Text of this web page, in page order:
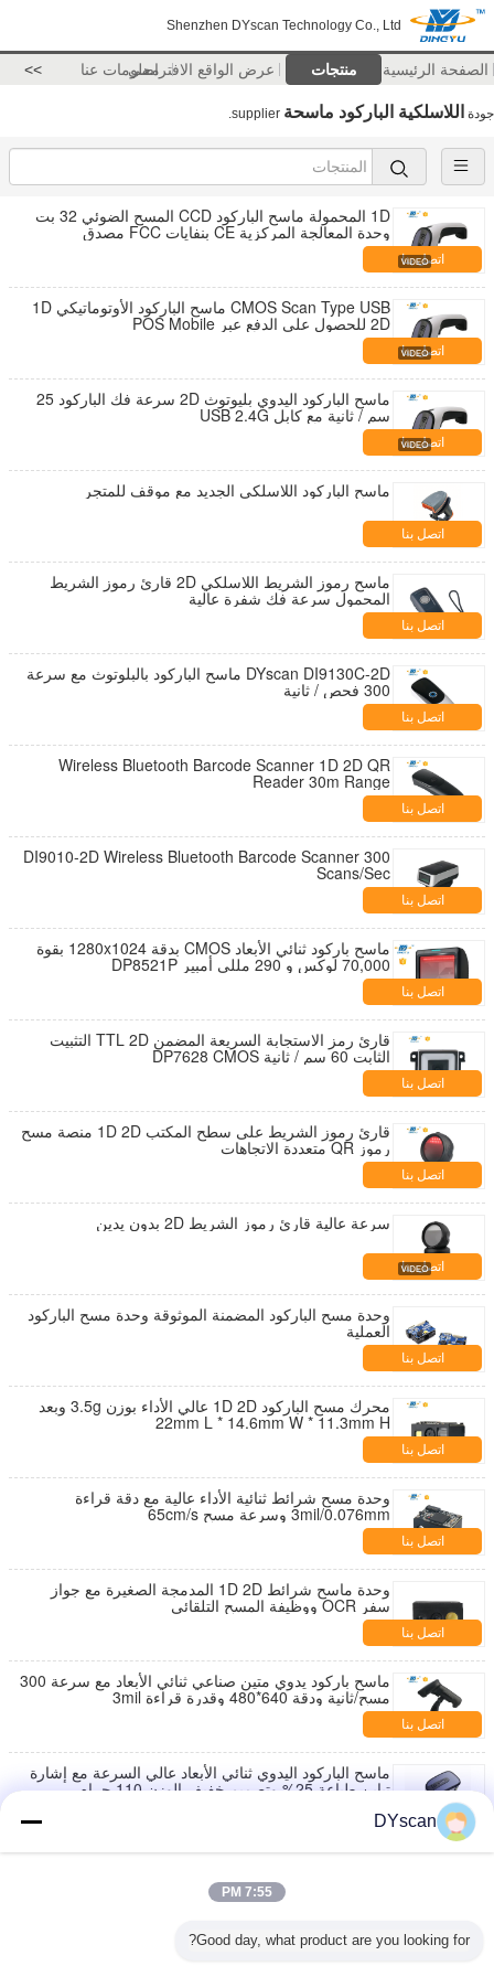
Shenzhen DYscan Technology Co., Ltd
الصفحة الرئيسية منتجات عرض الواقع الافتراضيمعلومات عنا >>
جودة اللاسلكية الباركود ماسحة
1D المحمولة ماسح الباركود CCD المسح الضوئي 32 بت
وحدة المعالجة المركزية CE بنفايات FCC مصدق
اتصل بنا
CMOS Scan Type USB ماسح الباركود الأوتوماتيكي 1D
2D للحصول على الدفع عبر POS Mobile
اتصل بنا
ماسح الباركود اليدوي بليوتوث 2D سرعة فك الباركود 25
سم / ثانية مع كابل USB 2.4G
اتصل بنا
ماسح الباركود اللاسلكي الجديد مع موقف للمتجر
اتصل بنا
ماسح رموز الشريط اللاسلكي 2D قارئ رموز الشريط
المحمول سرعة فك شفرة عالية
اتصل بنا
DYscan DI9130C-2D ماسح الباركود بالبلوتوث مع سرعة
300 فحص / ثانية
اتصل بنا
Wireless Bluetooth Barcode Scanner 1D 2D QR
Reader 30m Range
اتصل بنا
DI9010-2D Wireless Bluetooth Barcode Scanner 300
Scans/Sec
اتصل بنا
ماسح باركود ثنائي الأبعاد CMOS بدقة 1280x1024 بقوة
70,000 لوكس و 290 مللي أمبير DP8521P
اتصل بنا
قارئ رمز الاستجابة السريعة المضمن TTL 2D التثبيت
الثابت 60 سم / ثانية DP7628 CMOS
اتصل بنا
قارئ رموز الشريط على سطح المكتب 1D 2D منصة مسح
رموز QR متعددة الاتجاهات
اتصل بنا
سرعة عالية قارئ رموز الشريط 2D بدون يدين
اتصل بنا
وحدة مسح الباركود المضمنة الموثوقة وحدة مسح الباركود
العملية
اتصل بنا
محرك مسح الباركود 1D 2D عالي الأداء بوزن 3.5g وبعد
22mm L * 14.6mm W * 11.3mm H
اتصل بنا
وحدة مسح شرائط ثنائية الأداء عالية مع دقة قراءة
3mil/0.076mm وسرعة مسح 65cm/s
اتصل بنا
وحدة ماسح شرائط 1D 2D المدمجة الصغيرة مع جواز
سفر OCR ووظيفة المسح التلقائي
اتصل بنا
ماسح باركود يدوي متين صناعي ثنائي الأبعاد مع سرعة 300
مسح/ثانية ودقة 640*480 وقدرة قراءة 3mil
اتصل بنا
ماسح الباركود اليدوي ثنائي الأبعاد عالي السرعة مع إشارة
تباين طباعة 25% وتصميم خفيف الوزن 110 جرام
اتصل بنا
DYscan
7:55 PM
Good day, what product are you looking for?